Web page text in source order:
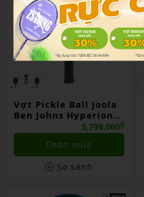
Vợt Pickle Ball Joola
Ben Johns Hyperion
5,799,000₫
Chọn mua
So sánh